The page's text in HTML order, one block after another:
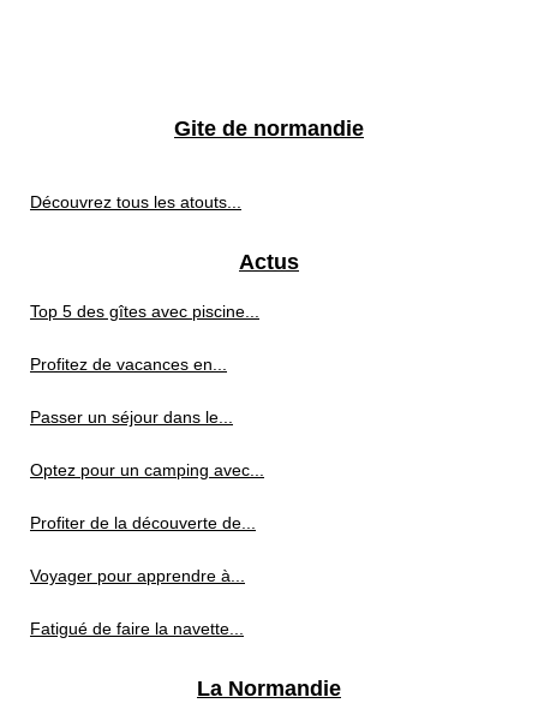
Gite de normandie
Découvrez tous les atouts...
Actus
Top 5 des gîtes avec piscine...
Profitez de vacances en...
Passer un séjour dans le...
Optez pour un camping avec...
Profiter de la découverte de...
Voyager pour apprendre à...
Fatigué de faire la navette...
La Normandie